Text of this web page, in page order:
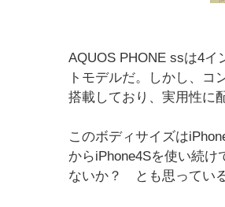
AQUOS PHONE ssは4イ
トモデルだ。しかし、コ
搭載しており、実用性に
このボディサイズは
からiPhone4Sを使い続
ないか？ とも思っている